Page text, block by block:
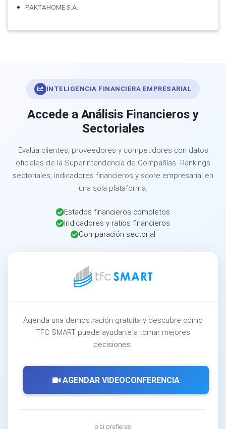
PAKTAHOME S.A.
INTELIGENCIA FINANCIERA EMPRESARIAL
Accede a Análisis Financieros y
Sectoriales
Evalúa clientes, proveedores y competidores con datos
oficiales de la Superintendencia de Compañías. Rankings
sectoriales, indicadores financieros y score empresarial en
una sola plataforma.
Estados financieros completos
Indicadores y ratios financieros
Comparación sectorial
Agenda una demostración gratuita y descubre cómo
TFC SMART puede ayudarte a tomar mejores
decisiones.
AGENDAR VIDEOCONFERENCIA
o si prefieres